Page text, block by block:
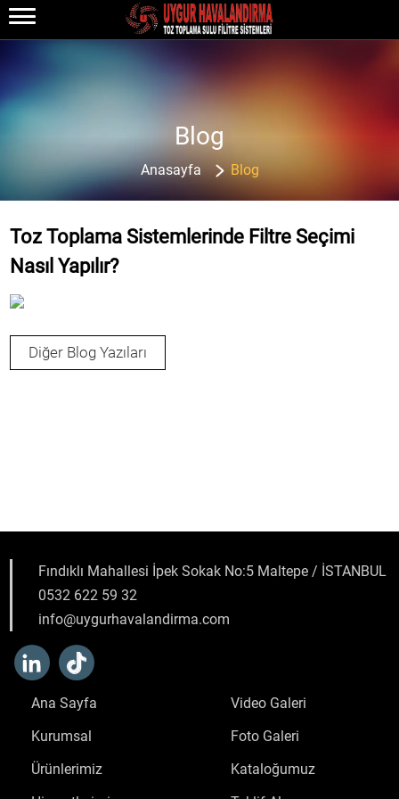
Blog
Anasayfa Blog
Toz Toplama Sistemlerinde Filtre Seçimi
Nasıl Yapılır?
Diğer Blog Yazıları
Fındıklı Mahallesi İpek Sokak No:5 Maltepe / İSTANBUL
0532 622 59 32
info@uygurhavalandirma.com
Ana Sayfa
Kurumsal
Ürünlerimiz
Video Galeri
Foto Galeri
Kataloğumuz